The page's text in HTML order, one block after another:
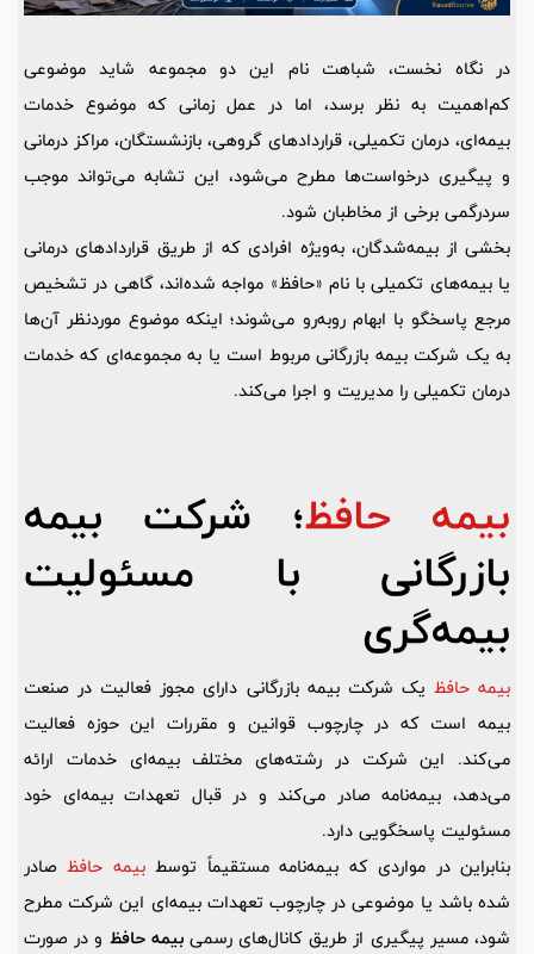
در نگاه نخست، شباهت نام این دو مجموعه شاید موضوعی
کم‌اهمیت به نظر برسد، اما در عمل زمانی که موضوع خدمات
بیمه‌ای، درمان تکمیلی، قراردادهای گروهی، بازنشستگان، مراکز درمانی
و پیگیری درخواست‌ها مطرح می‌شود، این تشابه می‌تواند موجب
سردرگمی برخی از مخاطبان شود.
بخشی از بیمه‌شدگان، به‌ویژه افرادی که از طریق قراردادهای درمانی
یا بیمه‌های تکمیلی با نام «حافظ» مواجه شده‌اند، گاهی در تشخیص
مرجع پاسخگو با ابهام روبه‌رو می‌شوند؛ اینکه موضوع موردنظر آن‌ها
به یک شرکت بیمه بازرگانی مربوط است یا به مجموعه‌ای که خدمات
درمان تکمیلی را مدیریت و اجرا می‌کند.
بیمه حافظ؛ شرکت بیمه
بازرگانی با مسئولیت
بیمه‌گری
بیمه حافظ یک شرکت بیمه بازرگانی دارای مجوز فعالیت در صنعت
بیمه است که در چارچوب قوانین و مقررات این حوزه فعالیت
می‌کند. این شرکت در رشته‌های مختلف بیمه‌ای خدمات ارائه
می‌دهد، بیمه‌نامه صادر می‌کند و در قبال تعهدات بیمه‌ای خود
مسئولیت پاسخگویی دارد.
بنابراین در مواردی که بیمه‌نامه مستقیماً توسطبیمه حافظصادر
شده باشد یا موضوعی در چارچوب تعهدات بیمه‌ای این شرکت مطرح
شود، مسیر پیگیری از طریق کانال‌های رسمیبیمه حافظ و در صورت